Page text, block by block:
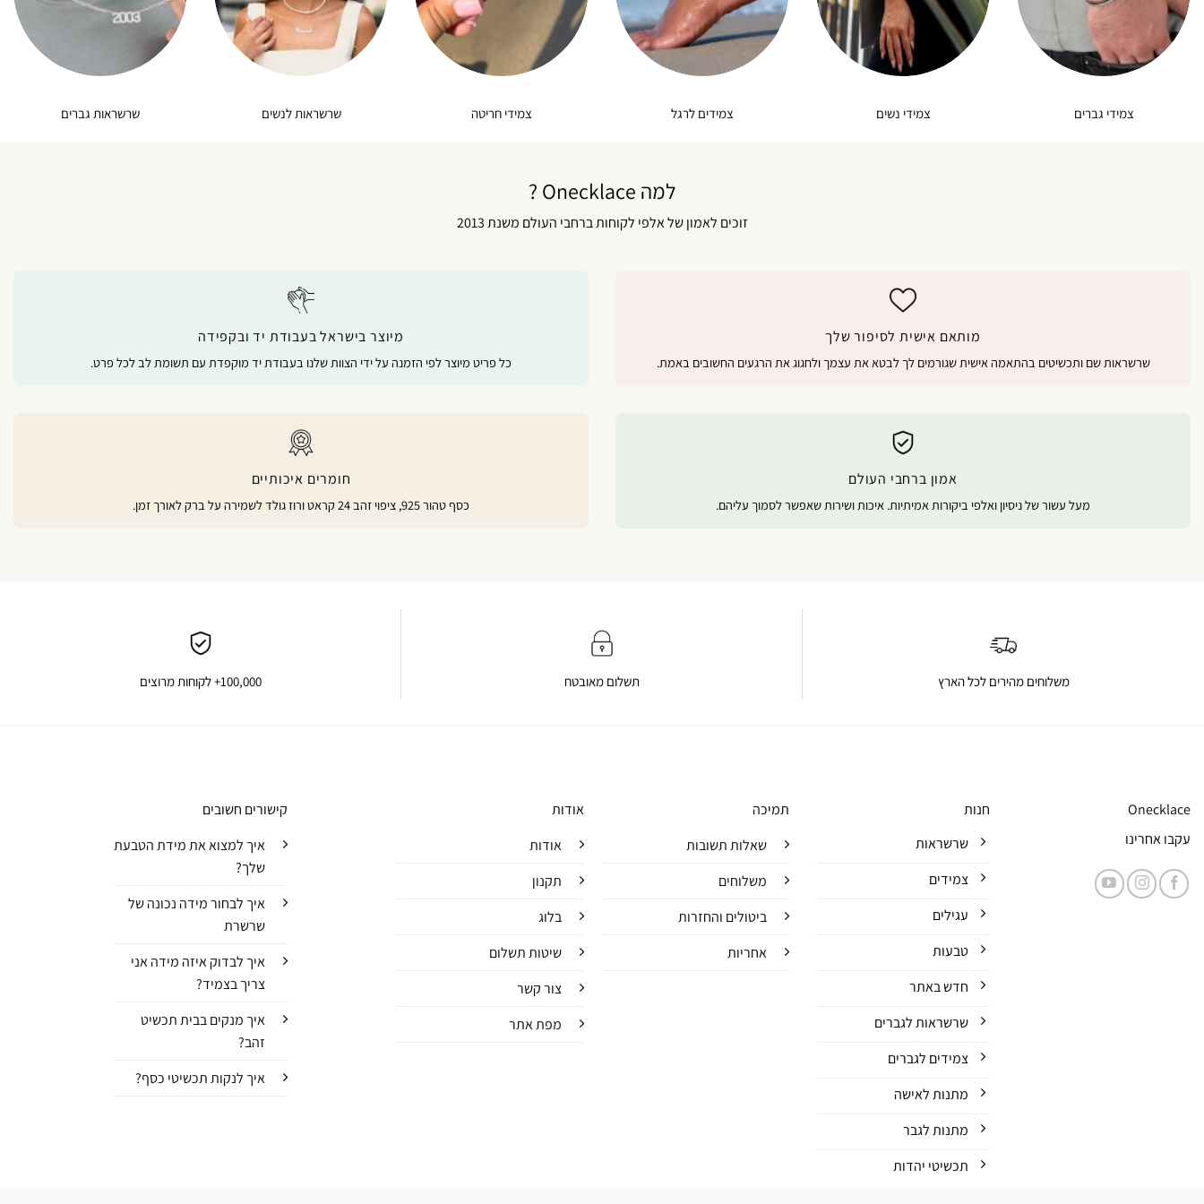
צמידי גברים צמידי נשים צמידים לרגל צמידי חריטה שרשראות לנשים שרשראות גברים
למה Onecklace ?
זוכים לאמון של אלפי לקוחות ברחבי העולם משנת 2013
מותאם אישית לסיפור שלך
שרשראות שם ותכשיטים בהתאמה אישית שגורמים לך לבטא את עצמך ולחגוג את הרגעים החשובים באמת.
מיוצר בישראל בעבודת יד ובקפידה
כל פריט מיוצר לפי הזמנה על ידי הצוות שלנו בעבודת יד מוקפדת עם תשומת לב לכל פרט.
אמון ברחבי העולם
מעל עשור של ניסיון ואלפי ביקורות אמיתיות. איכות ושירות שאפשר לסמוך עליהם.
חומרים איכותיים
כסף טהור 925, ציפוי זהב 24 קראט ורוז גולד לשמירה על ברק לאורך זמן.
משלוחים מהירים לכל הארץ תשלום מאובטח 100,000+ לקוחות מרוצים
Onecklace
עקבו אחרינו
חנות
שרשראות
צמידים
עגילים
טבעות
חדש באתר
שרשראות לגברים
צמידים לגברים
מתנות לאישה
מתנות לגבר
תכשיטי יהדות
תמיכה
שאלות תשובות
משלוחים
ביטולים והחזרות
אחריות
אודות
אודות
תקנון
בלוג
שיטות תשלום
צור קשר
מפת אתר
קישורים חשובים
איך למצוא את מידת הטבעת
שלך?
איך לבחור מידה נכונה של
שרשרת
איך לבדוק איזה מידה אני
צריך בצמיד?
איך מנקים בבית תכשיט
זהב?
איך לנקות תכשיטי כסף?